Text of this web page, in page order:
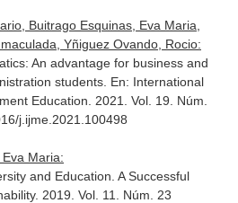
Buitrago Esquinas, Eva Maria,
Yñiguez Ovando, Rocio:
An advantage for business and
students. En: International
Education . 2021. Vol. 19. Núm.
j.ijme.2021.100498
Maria:
and Education. A Successful
. 2019. Vol. 11. Núm. 23